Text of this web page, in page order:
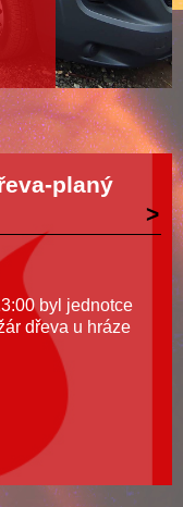
planý
byl jednotce
dřeva u hráze